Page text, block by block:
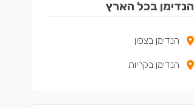
הנדימן בכל הארץ
הנדימן בצפון
הנדימן בקריות